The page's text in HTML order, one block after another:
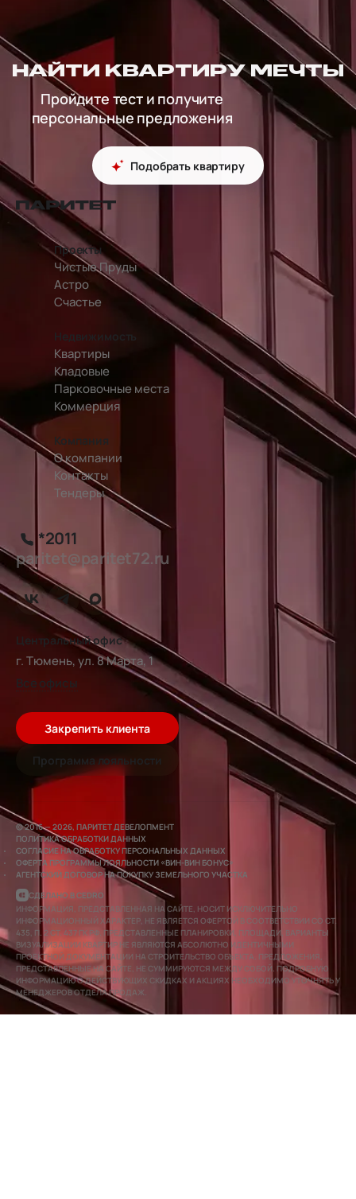
НАЙТИ КВАРТИРУ МЕЧТЫ
Пройдите тест и получите
персональные предложения
Подобрать квартиру
перейти на главную страницу
Проекты
Чистые Пруды
Астро
Счастье
Недвижимость
Квартиры
Кладовые
Парковочные места
Коммерция
Компания
О компании
Контакты
Тендеры
*2011
paritet@paritet72.ru
Центральный офис
г. Тюмень, ул. 8 Марта, 1
Все офисы
Закрепить клиента
Программа лояльности
© 2016 — 2026, ПАРИТЕТ ДЕВЕЛОПМЕНТ
ПОЛИТИКА ОБРАБОТКИ ДАННЫХ
СОГЛАСИЕ НА ОБРАБОТКУ ПЕРСОНАЛЬНЫХ ДАННЫХ
ОФЕРТА ПРОГРАММЫ ЛОЯЛЬНОСТИ «ВИН-ВИН БОНУС»
АГЕНТСКИЙ ДОГОВОР НА ПОКУПКУ ЗЕМЕЛЬНОГО УЧАСТКА
СДЕЛАНО В CEDRO
ИНФОРМАЦИЯ, ПРЕДСТАВЛЕННАЯ НА САЙТЕ, НОСИТ ИСКЛЮЧИТЕЛЬНО
ИНФОРМАЦИОННЫЙ ХАРАКТЕР, НЕ ЯВЛЯЕТСЯ ОФЕРТОЙ В СООТВЕТСТВИИ СО СТ.
435, П. 2 СТ. 437 ГК РФ. ПРЕДСТАВЛЕННЫЕ ПЛАНИРОВКИ, ПЛОЩАДИ, ВАРИАНТЫ
ВИЗУАЛИЗАЦИИ КВАРТИР НЕ ЯВЛЯЮТСЯ АБСОЛЮТНО ИДЕНТИЧНЫМИ
ПРОЕКТНОЙ ДОКУМЕНТАЦИИ НА СТРОИТЕЛЬСТВО ОБЪЕКТА. ПРЕДЛОЖЕНИЯ,
ПРЕДСТАВЛЕННЫЕ НА САЙТЕ, НЕ СУММИРУЮТСЯ МЕЖДУ СОБОЙ. ПОДРОБНУЮ
ИНФОРМАЦИЮ О ДЕЙСТВУЮЩИХ СКИДКАХ И АКЦИЯХ НЕОБХОДИМО УТОЧНЯТЬ У
МЕНЕДЖЕРОВ ОТДЕЛА ПРОДАЖ.